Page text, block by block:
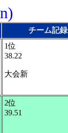
チーム記録
1位
38.22
大会新
2位
39.51